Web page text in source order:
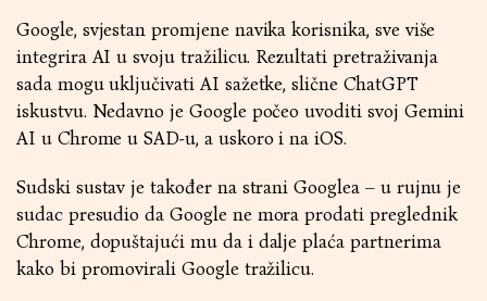
Google, svjestan promjene navika korisnika, sve više
integrira AI u svoju tražilicu. Rezultati pretraživanja
sada mogu uključivati AI sažetke, slične ChatGPT
iskustvu. Nedavno je Google počeo uvoditi svoj Gemini
AI u Chrome u SAD-u, a uskoro i na iOS.
Sudski sustav je također na strani Googlea – u rujnu je
sudac presudio da Google ne mora prodati preglednik
Chrome, dopuštajući mu da i dalje plaća partnerima
kako bi promovirali Google tražilicu.